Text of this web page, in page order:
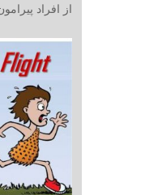
از افراد